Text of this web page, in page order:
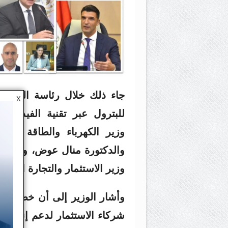
جاء ذلك خلال رئاسة الوزير
للبترول عبر تقنية
وزير الكهرباء والطاقة
والدكتورة منال عوض، وزيرة
وزير الاستثمار والتجارة
وأشار الوزير إلى أن خطط
شركاء الاستثمار لدعم إنتاج
X